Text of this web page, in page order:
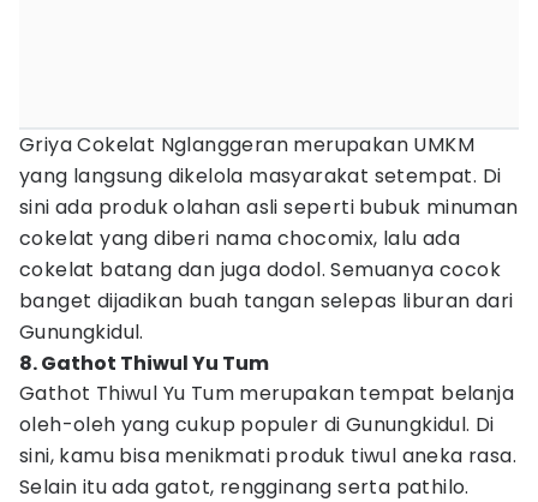
Griya Cokelat Nglanggeran merupakan UMKM
yang langsung dikelola masyarakat setempat. Di
sini ada produk olahan asli seperti bubuk minuman
cokelat yang diberi nama chocomix, lalu ada
cokelat batang dan juga dodol. Semuanya cocok
banget dijadikan buah tangan selepas liburan dari
Gunungkidul.
8. Gathot Thiwul Yu Tum
Gathot Thiwul Yu Tum merupakan tempat belanja
oleh-oleh yang cukup populer di Gunungkidul. Di
sini, kamu bisa menikmati produk tiwul aneka rasa.
Selain itu ada gatot, rengginang serta pathilo.